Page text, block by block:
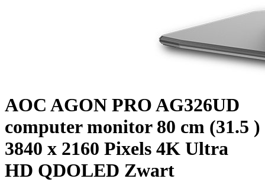
AOC AGON PRO AG326UD
computer monitor 80 cm (31.5 )
3840 x 2160 Pixels 4K Ultra
HD QDOLED Zwart